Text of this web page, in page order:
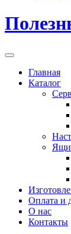
Главная
Каталог
Оплата и
О нас
Контакты